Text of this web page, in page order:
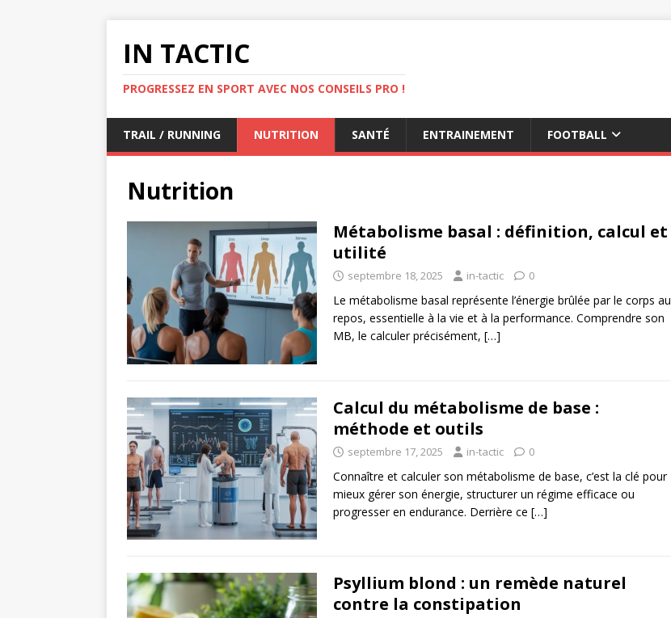
IN TACTIC
PROGRESSEZ EN SPORT AVEC NOS CONSEILS PRO !
TRAIL / RUNNING NUTRITION SANTÉ ENTRAINEMENT FOOTBALL
Nutrition
Métabolisme basal : définition, calcul et
utilité
septembre 18, 2025 in-tactic 0
Le métabolisme basal représente l’énergie brûlée par le corps au
repos, essentielle à la vie et à la performance. Comprendre son
MB, le calculer précisément, […]
Calcul du métabolisme de base :
méthode et outils
septembre 17, 2025 in-tactic 0
Connaître et calculer son métabolisme de base, c’est la clé pour
mieux gérer son énergie, structurer un régime efficace ou
progresser en endurance. Derrière ce […]
Psyllium blond : un remède naturel
contre la constipation